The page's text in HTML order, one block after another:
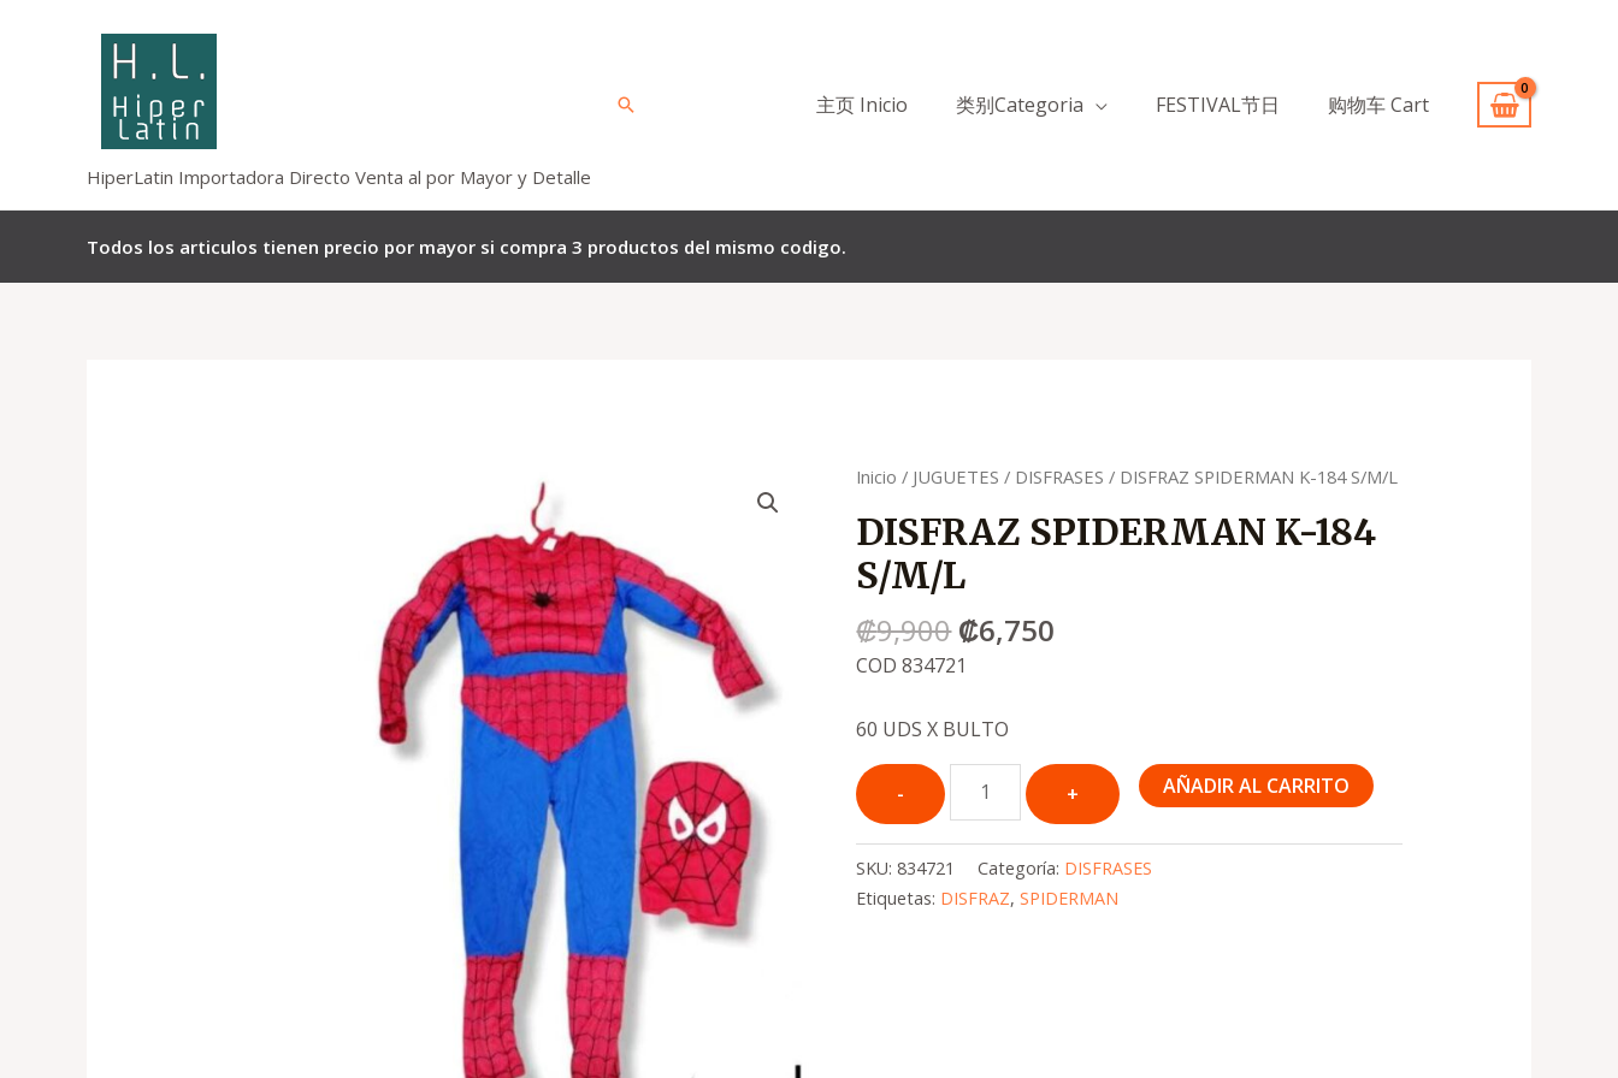
HiperLatin Importadora Directo Venta al por Mayor y Detalle
Buscar 主页 Inicio 类别Categoria FESTIVAL节日 购物车 Cart
Todos los articulos tienen precio por mayor si compra 3 productos del mismo codigo.
Inicio / JUGUETES / DISFRASES / DISFRAZ SPIDERMAN K-184 S/M/L
DISFRAZ SPIDERMAN K-184
S/M/L
₡9,900
El
original
.
₡9,900
₡6,750
El
actual
COD 834721
60 UDS X BULTO
Quantity
AÑADIR AL CARRITO
SKU:834721 Categoría: DISFRASES
Etiquetas: DISFRAZ,SPIDERMAN